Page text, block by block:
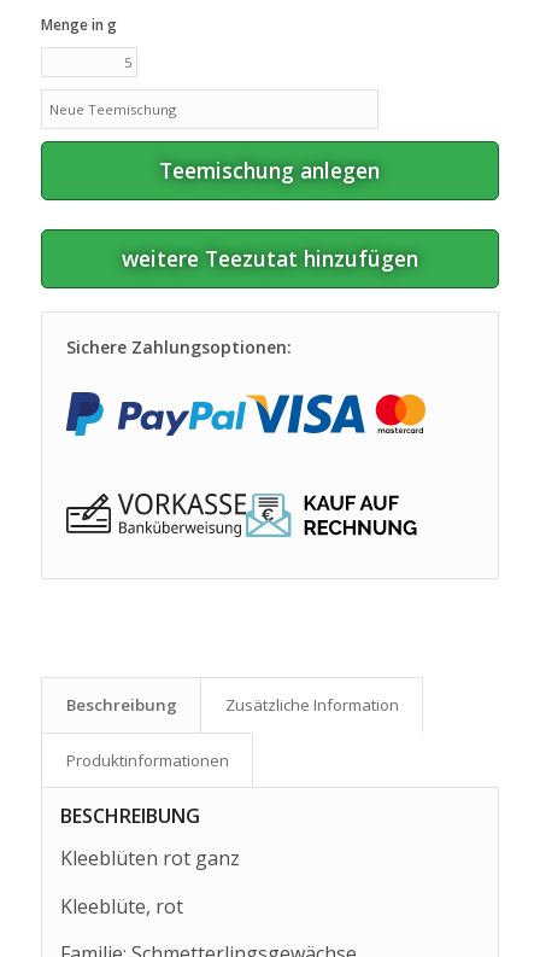
Menge in g
Teemischung anlegen
weitere Teezutat hinzufügen
Sichere Zahlungsoptionen:
Beschreibung Zusätzliche Information
Produkt­informationen
BESCHREIBUNG
Kleeblüten rot ganz
Kleeblüte, rot